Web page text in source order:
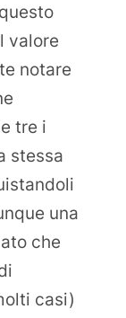
valore
notare
tre i
stessa
una
che
casi)